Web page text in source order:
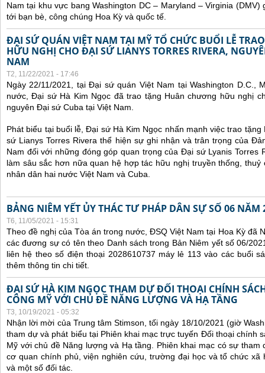
Nam tại khu vực bang Washington DC – Maryland – Virginia
tới bạn bè, công chúng Hoa Kỳ và quốc tế.
ĐẠI SỨ QUÁN VIỆT NAM TẠI MỸ TỔ CHỨC BUỔI LỄ
HỮU NGHỊ CHO ĐẠI SỨ LIANYS TORRES RIVERA,
NAM
T2, 11/22/2021 - 17:46
Ngày 22/11/2021, tại Đại sứ quán Việt Nam tại Washington D.C.,
nước, Đại sứ Hà Kim Ngọc đã trao tặng Huân chương hữu nghị
nguyên Đại sứ Cuba tại Việt Nam.
Phát biểu tại buổi lễ, Đại sứ Hà Kim Ngọc nhấn mạnh việc trao
sứ Lianys Torres Rivera thể hiện sự ghi nhận và trân trọng của
Nam đối với những đóng góp quan trọng của Đại sứ Lyanis Torres
làm sâu sắc hơn nữa quan hệ hợp tác hữu nghị truyền thống,
nhân dân hai nước Việt Nam và Cuba.
BẢNG NIÊM YẾT ỦY THÁC TƯ PHÁP DÂN SỰ SỐ 06 NĂM
T6, 11/05/2021 - 15:31
Theo đề nghị của Tòa án trong nước, ĐSQ Việt Nam tại Hoa Kỳ đã
các đương sự có tên theo Danh sách trong Bản Niêm yết số 06/
liên hệ theo số điện thoại 2028610737 máy lẻ 113 vào các buổi
thêm thông tin chi tiết.
ĐẠI SỨ HÀ KIM NGỌC THAM DỰ ĐỐI THOẠI CHÍNH
CÔNG MỸ VỚI CHỦ ĐỀ NĂNG LƯỢNG VÀ HẠ TẦNG
T3, 10/19/2021 - 05:32
Nhận lời mời của Trung tâm Stimson, tối ngày 18/10/2021 (giờ
tham dự và phát biểu tại Phiên khai mạc trực tuyến Đối thoại chính
Mỹ với chủ đề Năng lượng và Hạ tầng. Phiên khai mạc có sự
cơ quan chính phủ, viện nghiên cứu, trường đại học và tổ chức xã
và một số đối tác.